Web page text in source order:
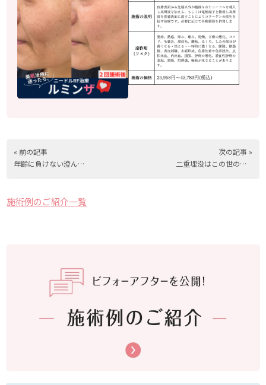
« 前の記事
年齢に負けない澄んだ肌へ
次の記事 »
二重埋没はこの世の終わり！？
施術例のご紹介一覧